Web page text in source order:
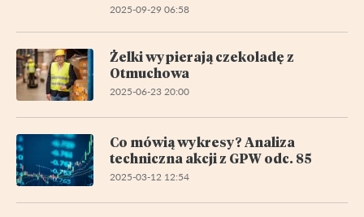
2025-09-29 06:58
Żelki wypierają czekoladę z
Otmuchowa
2025-06-23 20:00
Co mówią wykresy? Analiza
techniczna akcji z GPW odc. 85
2025-03-12 12:54